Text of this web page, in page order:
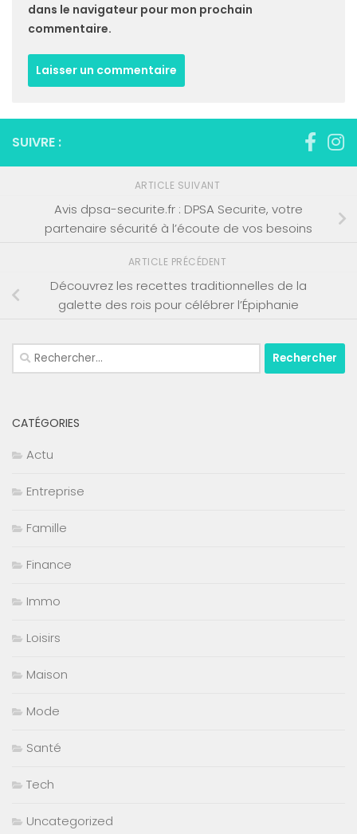
dans le navigateur pour mon prochain
commentaire.
SUIVRE :
ARTICLE SUIVANT
Avis dpsa-securite.fr : DPSA Securite, votre
partenaire sécurité à l’écoute de vos besoins
ARTICLE PRÉCÉDENT
Découvrez les recettes traditionnelles de la
galette des rois pour célébrer l’Épiphanie
Rechercher :
CATÉGORIES
Actu
Entreprise
Famille
Finance
Immo
Loisirs
Maison
Mode
Santé
Tech
Uncategorized